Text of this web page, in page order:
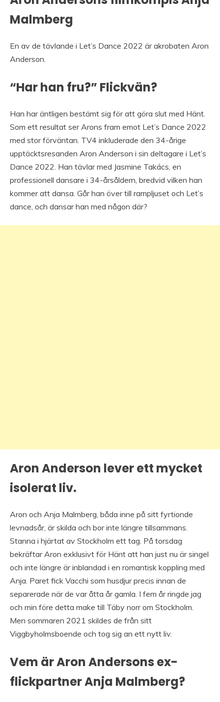
Malmberg
En av de tävlande i Let’s Dance 2022 är akrobaten Aron
Anderson.
“Har han fru?” Flickvän?
Han har äntligen bestämt sig för att göra slut med Hänt.
Som ett resultat ser Arons fram emot Let’s Dance 2022
med stor förväntan. TV4 inkluderade den 34-årige
upptäcktsresanden Aron Anderson i sin deltagare i Let’s
Dance 2022. Han tävlar med Jasmine Takács, en
professionell dansare i 34-årsåldern, bredvid vilken han
kommer att dansa. Går han över till rampljuset och Let’s
dance, och dansar han med någon där?
Aron Anderson lever ett mycket
isolerat liv.
Aron och Anja Malmberg, båda inne på sitt fyrtionde
levnadsår, är skilda och bor inte längre tillsammans.
Stanna i hjärtat av Stockholm ett tag. På torsdag
bekräftar Aron exklusivt för Hänt att han just nu är singel
och inte längre är inblandad i en romantisk koppling med
Anja. Paret fick Vacchi som husdjur precis innan de
separerade när de var åtta år gamla. I fem år ringde jag
och min före detta make till Täby norr om Stockholm.
Men sommaren 2021 skildes de från sitt
Viggbyholmsboende och tog sig an ett nytt liv.
Vem är Aron Andersons ex-
flickpartner Anja Malmberg?